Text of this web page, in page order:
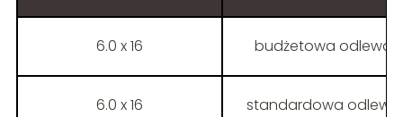
6.0 x 16 budżetowa
6.0 x 16 standardowa